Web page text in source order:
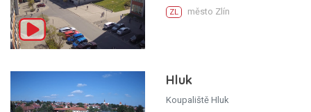
ZL město Zlín
Hluk
Koupaliště Hluk